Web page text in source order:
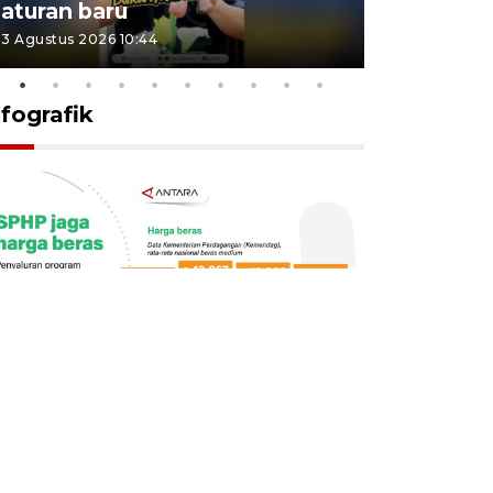
aturan baru
3 Agustus 2026 10:44